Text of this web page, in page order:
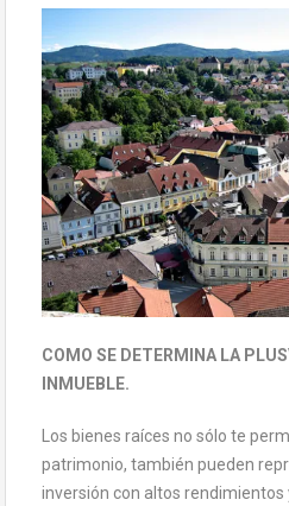
COMO SE DETERMINA LA
INMUEBLE.
Los bienes raíces no sólo te
patrimonio, también pueden
inversión con altos rendimientos